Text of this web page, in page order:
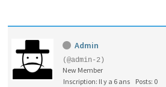
Admin
(@admin-2)
New Member
Inscription: Il y a 6 ans
Posts: 0